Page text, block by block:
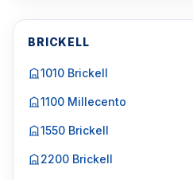
BRICKELL
1010 Brickell
1100 Millecento
1550 Brickell
2200 Brickell